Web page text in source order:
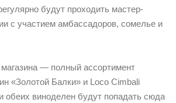
будут проходить мастер-
с участием амбассадоров, сомелье и
магазина — полный ассортимент
«Золотой Балки» и Loco Cimbali
обеих виноделен будут попадать сюда